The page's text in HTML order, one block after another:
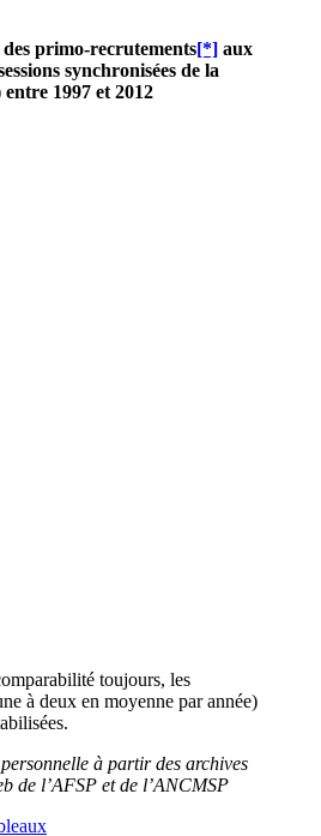
primo-recrutements[*] aux
synchronisées de la
1997 et 2012
toujours, les
à deux en moyenne par année)
à partir des archives
de l’AFSP et de l’ANCMSP